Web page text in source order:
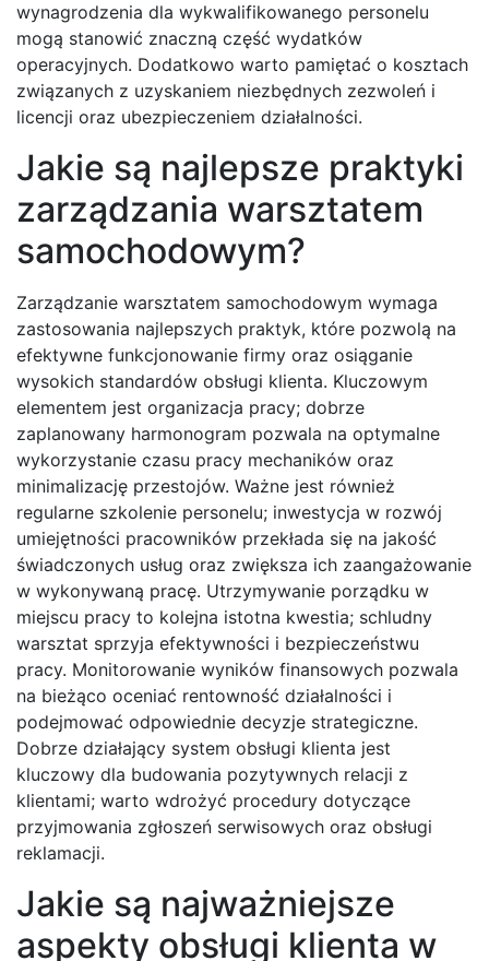
wynagrodzenia dla wykwalifikowanego personelu
mogą stanowić znaczną część wydatków
operacyjnych. Dodatkowo warto pamiętać o kosztach
związanych z uzyskaniem niezbędnych zezwoleń i
licencji oraz ubezpieczeniem działalności.
Jakie są najlepsze praktyki
zarządzania warsztatem
samochodowym?
Zarządzanie warsztatem samochodowym wymaga
zastosowania najlepszych praktyk, które pozwolą na
efektywne funkcjonowanie firmy oraz osiąganie
wysokich standardów obsługi klienta. Kluczowym
elementem jest organizacja pracy; dobrze
zaplanowany harmonogram pozwala na optymalne
wykorzystanie czasu pracy mechaników oraz
minimalizację przestojów. Ważne jest również
regularne szkolenie personelu; inwestycja w rozwój
umiejętności pracowników przekłada się na jakość
świadczonych usług oraz zwiększa ich zaangażowanie
w wykonywaną pracę. Utrzymywanie porządku w
miejscu pracy to kolejna istotna kwestia; schludny
warsztat sprzyja efektywności i bezpieczeństwu
pracy. Monitorowanie wyników finansowych pozwala
na bieżąco oceniać rentowność działalności i
podejmować odpowiednie decyzje strategiczne.
Dobrze działający system obsługi klienta jest
kluczowy dla budowania pozytywnych relacji z
klientami; warto wdrożyć procedury dotyczące
przyjmowania zgłoszeń serwisowych oraz obsługi
reklamacji.
Jakie są najważniejsze
aspekty obsługi klienta w